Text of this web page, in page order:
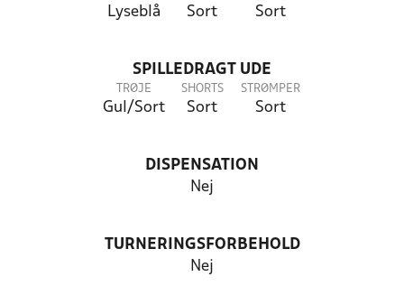
Lyseblå Sort Sort
SPILLEDRAGT UDE
TRØJE
Gul/Sort
SHORTS
Sort
STRØMPER
Sort
DISPENSATION
Nej
TURNERINGSFORBEHOLD
Nej